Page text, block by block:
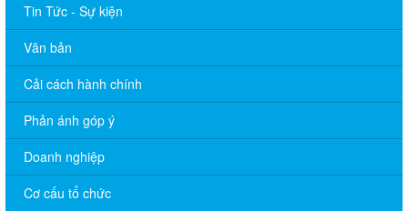
Tin Tức - Sự kiện
Văn bản
Cải cách hành chính
Phản ánh góp ý
Doanh nghiệp
Cơ cấu tổ chức
LỊCH LÀM VIỆC TT HĐND-UBND TUẦN 30.2026 (Điều chỉnh,